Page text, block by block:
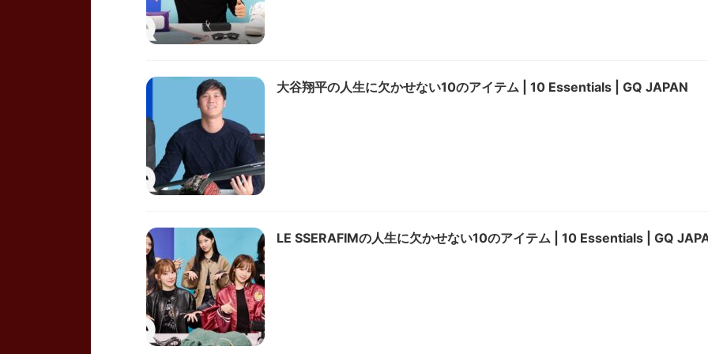
大谷翔平の人生に欠かせない10のアイテム | 10 Essentials | GQ JAPAN
LE SSERAFIMの人生に欠かせない10のアイテム | 10 Essentials | GQ